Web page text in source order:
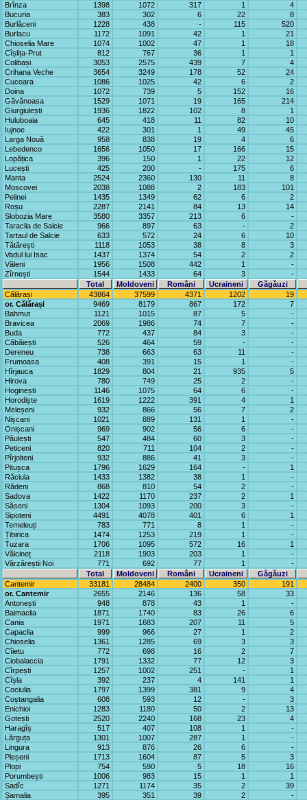
Brînza
1398 1072 317 1
4
Bucuria
383 302 6 22
8
Burlăceni
1228 438 - 115
520
Burlacu
1172 1091 42 1
21
Chioselia Mare
1074 1002 47 1
18
Cîșlița-Prut
812 767 36 1
1
Colibași
3053 2575 439 7
4
Crihana Veche
3654 3249 178 52
24
Cucoara
1086 1025 42 6
2
Doina
1072 739 5 152
16
Găvănoasa
1529 1071 19 165
214
Giurgiulești
1936 1822 102 8
1
Huluboaia
645 418 11 82
10
Iujnoe
422 301 1 49
45
Larga Nouă
958 838 19 4
6
Lebedenco
1656 1050 17 166
15
Lopățica
396 150 1 22
12
Lucești
425 200 - 175
6
Manta
2524 2360 130 11
8
Moscovei
2038 1088 2 183
101
Pelinei
1435 1349 62 6
2
Roșu
2287 2141 84 13
14
Slobozia Mare
3580 3357 213 6
-
Taraclia de Salcie
966 897 63 -
2
Tartaul de Salcie
633 572 24 6
10
Tătărești
1118 1053 38 8
3
Vadul lui Isac
1437 1374 54 2
2
Văleni
1956 1508 442 1
-
Zîrnești
1544 1433 64 3
-
Total
Moldoveni Români Ucraineni
Găgăuzi
Călărași
43864 37599 4371 1202
19
or. Călărași
9469 8179 867 172
7
Bahmut
1121 1015 87 5
-
Bravicea
2069 1986 74 7
-
Buda
772 437 84 3
-
Căbăiești
526 464 59 -
-
Dereneu
738 663 63 11
-
Frumoasa
408 391 15 1
-
Hîrjauca
1829 804 21 935
5
Hirova
780 749 25 2
-
Hoginești
1146 1075 64 6
-
Horodiște
1619 1222 391 4
1
Meleșeni
932 866 56 7
2
Nișcani
1021 889 131 1
-
Onișcani
969 902 56 6
-
Păulești
547 484 60 3
-
Peticeni
820 711 104 2
-
Pîrjolteni
932 886 41 3
-
Pitușca
1796 1629 164 -
1
Răciula
1433 1382 38 1
-
Rădeni
868 810 54 2
-
Sadova
1422 1170 237 2
1
Săseni
1304 1093 200 3
-
Sipoteni
4491 4078 401 6
1
Temeleuți
783 771 8 1
-
Țibirica
1474 1253 219 1
-
Tuzara
1706 1095 572 16
1
Vălcineț
2118 1903 203 1
-
Vărzăreștii Noi
771 692 77 1
-
Total
Moldoveni Români Ucraineni
Găgăuzi
Cantemir
33181 28484 2400 350
191
or. Cantemir
2655 2146 136 58
33
Antonești
948 878 43 1
-
Baimaclia
1871 1740 83 26
6
Cania
1971 1683 207 11
5
Capaclia
999 966 27 1
2
Chioselia
1361 1285 69 3
3
Cîietu
772 698 16 2
7
Ciobalaccia
1791 1332 77 12
3
Cîrpești
1257 1002 251 -
1
Cîșla
392 237 4 141
1
Cociulia
1797 1399 381 9
4
Coștangalia
608 593 12 -
3
Enichioi
1283 1180 50 2
13
Gotești
2520 2240 168 23
4
Haragîș
517 407 108 1
-
Lărguța
1301 1007 287 1
-
Lingura
913 876 26 6
-
Pleșeni
1713 1604 87 5
3
Plopi
754 590 5 18
16
Porumbești
1006 983 15 1
1
Sadîc
1271 1174 35 2
39
Șamalia
395 351 39 2
-